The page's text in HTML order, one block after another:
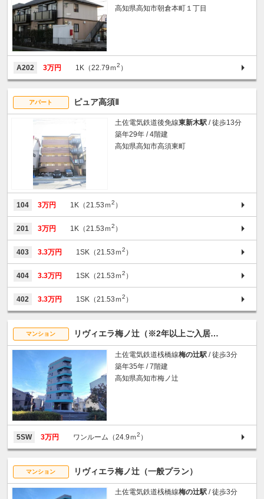
高知県高知市朝倉本町１丁目
A202 3万円 1K（22.79ｍ2 ）
アパート ピュア高須Ⅱ
土佐電気鉄道後免線東新木駅 / 徒歩13分
築年29年 / 4階建
高知県高知市高須東町
104 3万円 1K（21.53ｍ2 ）
201 3万円 1K（21.53ｍ2 ）
403 3.3万円 1SK（21.53ｍ2 ）
404 3.3万円 1SK（21.53ｍ2 ）
402 3.3万円 1SK（21.53ｍ2 ）
マンション リヴィエラ梅ノ辻（※2年以上ご入居いただけ
土佐電気鉄道桟橋線梅の辻駅 / 徒歩3分
築年35年 / 7階建
高知県高知市梅ノ辻
5SW 3万円 ワンルーム（24.9ｍ2 ）
マンション リヴィエラ梅ノ辻（一般プラン）
土佐電気鉄道桟橋線梅の辻駅 / 徒歩3分